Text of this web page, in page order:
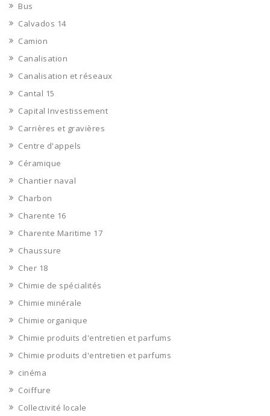
Bus
Calvados 14
Camion
Canalisation
Canalisation et réseaux
Cantal 15
Capital Investissement
Carrières et gravières
Centre d'appels
Céramique
Chantier naval
Charbon
Charente 16
Charente Maritime 17
Chaussure
Cher 18
Chimie de spécialités
Chimie minérale
Chimie organique
Chimie produits d'entretien et parfums
Chimie produits d'entretien et parfums
cinéma
Coiffure
Collectivité locale